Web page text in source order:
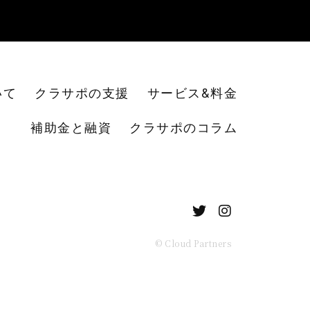
クラサポの支援 サービス&料金
補助金と融資 クラサポのコラム
© Cloud Partners